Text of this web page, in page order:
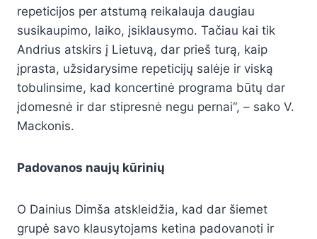
repeticijos per atstumą reikalauja daugiau
susikaupimo, laiko, įsiklausymo. Tačiau kai tik
Andrius atskirs į Lietuvą, dar prieš turą, kaip
įprasta, užsidarysime repeticijų salėje ir viską
tobulinsime, kad koncertinė programa būtų dar
įdomesnė ir dar stipresnė negu pernai“, – sako V.
Mackonis.
Padovanos naujų kūrinių
O Dainius Dimša atskleidžia, kad dar šiemet
grupė savo klausytojams ketina padovanoti ir